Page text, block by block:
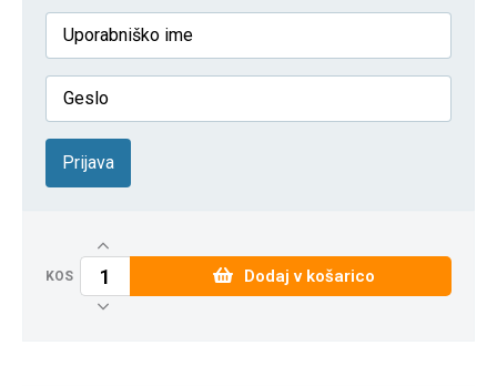
Prijava
KOS Dodaj v košarico